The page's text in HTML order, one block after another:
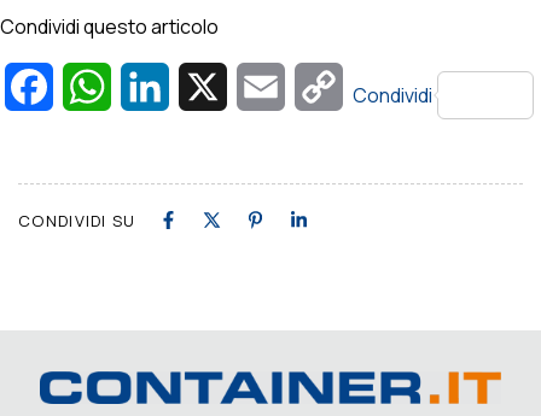
Condividi questo articolo
FacebookWhatsAppLinkedIn Email
Copy
Condividi
CONDIVIDI SU